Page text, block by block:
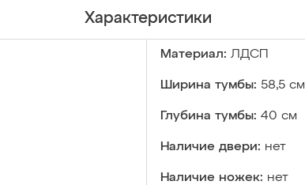
Характеристики
Материал: ЛДСП
Ширина тумбы: 58,5 см
Глубина тумбы: 40 см
Наличие двери: нет
Наличие ножек: нет